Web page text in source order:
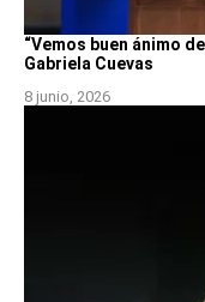
“Vemos buen ánimo
Gabriela Cuevas
8 junio, 2026